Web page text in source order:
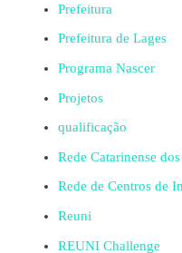
Prefeitura
Prefeitura de Lages
Programa Nascer
Projetos
qualificação
Rede Catarinense
Rede de Centros de
Reuni
REUNI Challenge